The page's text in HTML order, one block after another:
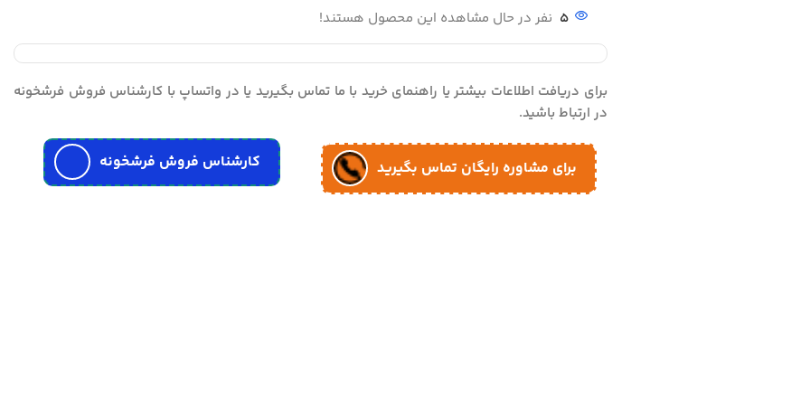
5 نفر در حال مشاهده این محصول هستند!
برای دریافت اطلاعات بیشتر یا راهنمای خرید با ما تماس بگیرید یا در واتساپ با کارشناس فروش فرشخونه
در ارتباط باشید.
برای مشاوره رایگان تماس بگیرید کارشناس فروش فرشخونه